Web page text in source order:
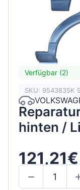
Verfügbar (2)
SKU: 9543835K
hinten /
121,21€